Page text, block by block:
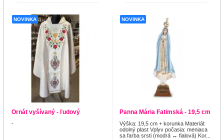
NOVINKA
Ornát vyšívaný - ľudový
-
NOVINKA
Panna Mária Fatimská - 19,5 cm
Výška: 19,5 cm + korunka Materiál:
odolný plast Vplyv počasia: meniaca
sa farba srsti (modrá ↔ fialová) Kor...